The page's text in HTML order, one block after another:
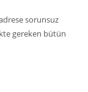
sorunsuz
gereken bütün